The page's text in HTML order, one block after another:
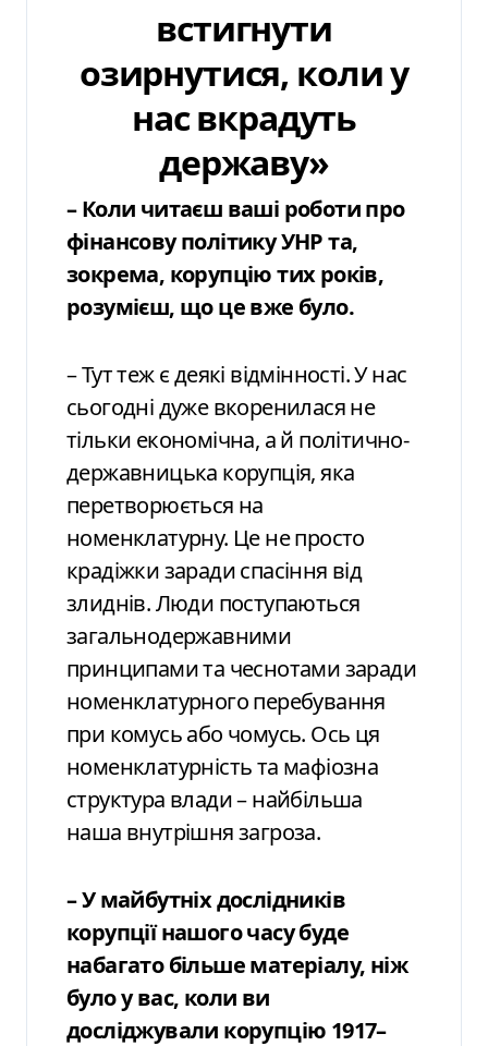
встигнути
озирнутися, коли у
нас вкрадуть
державу»
– Коли читаєш ваші роботи про
фінансову політику УНР та,
зокрема, корупцію тих років,
розумієш, що це вже було.
– Тут теж є деякі відмінності. У нас
сьогодні дуже вкоренилася не
тільки економічна, а й політично-
державницька корупція, яка
перетворюється на
номенклатурну. Це не просто
крадіжки заради спасіння від
злиднів. Люди поступаються
загальнодержавними
принципами та чеснотами заради
номенклатурного перебування
при комусь або чомусь. Ось ця
номенклатурність та мафіозна
структура влади – найбільша
наша внутрішня загроза.
– У майбутніх дослідників
корупції нашого часу буде
набагато більше матеріалу, ніж
було у вас, коли ви
досліджували корупцію 1917–